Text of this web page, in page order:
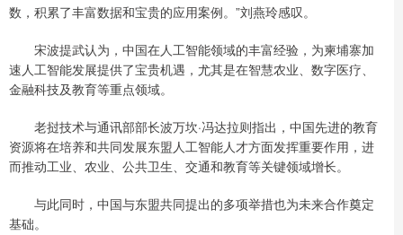
数，积累了丰富数据和宝贵的应用案例。”刘燕玲感叹。
宋波提武认为，中国在人工智能领域的丰富经验，为柬埔寨加
速人工智能发展提供了宝贵机遇，尤其是在智慧农业、数字医疗、
金融科技及教育等重点领域。
老挝技术与通讯部部长波万坎·冯达拉则指出，中国先进的教育
资源将在培养和共同发展东盟人工智能人才方面发挥重要作用，进
而推动工业、农业、公共卫生、交通和教育等关键领域增长。
与此同时，中国与东盟共同提出的多项举措也为未来合作奠定
基础。